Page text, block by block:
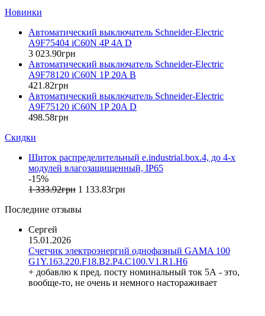
EON (Таиланд)
ETI (Словения)
ETREL (Словения)
Evrosvet (Украина)
Extherm (Германия)
F&F (Польша)
FRER (Италия)
FS (Украина)
Galkat (Украина)
GENERICA (Китай)
Gewiss (Италия)
Ginlong Solis (Китай)
Hager (Германия)
Haupa (Германия)
HD Hyundai Electric (Корея)
Hemstedt (Германия)
Horoz Electric (Турция)
Huawei (Китай)
Новинки
Автоматический выключатель Schneider-Electric
A9F75404 iC60N 4P 4A D
3 023.90грн
Автоматический выключатель Schneider-Electric
A9F78120 iC60N 1P 20A B
421 .82грн
Автоматический выключатель Schneider-Electric
A9F75120 iC60N 1P 20A D
498.58грн
Скидки
Щиток распределительный e.industrial.box.4, до 4-х
модулей влагозащищенный, IP65
-15%
1 333.92грн 1 133.83грн
Последние отзывы
Сергей
15.01.2026
Счетчик электроэнергий однофазный GAMA 100
G1Y.163.220.F18.B2.P4.C100.V1.R1.H6
+ добавлю к пред. посту номинальный ток 5А - это,
вообще-то, не очень и немного настораживает